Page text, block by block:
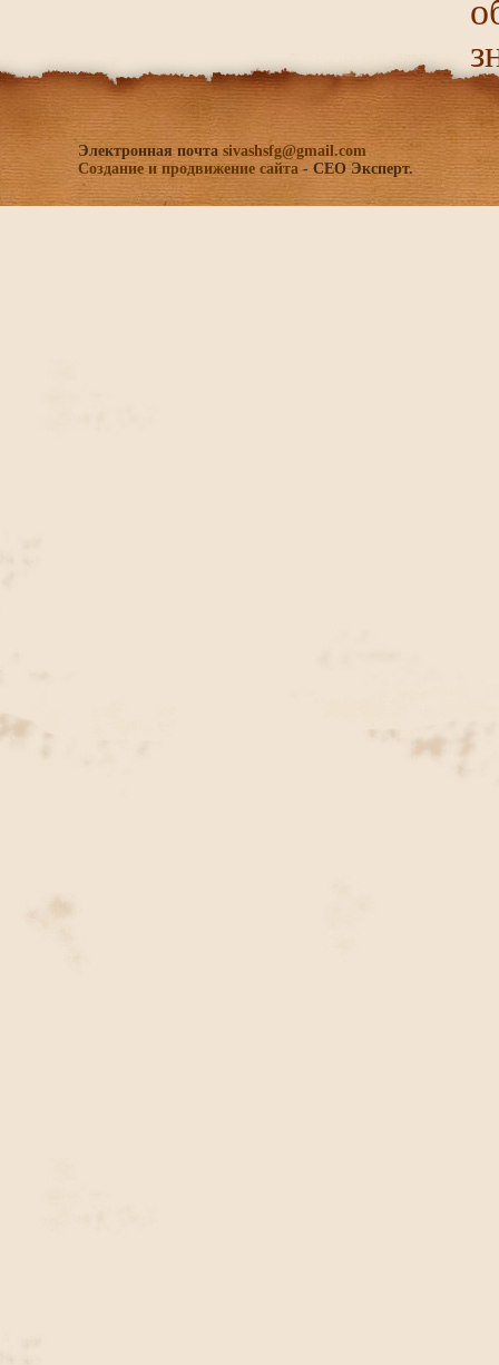
Электронная почта sivashsfg@gmail.com
Создание и продвижение сайта - СЕО Эксперт.